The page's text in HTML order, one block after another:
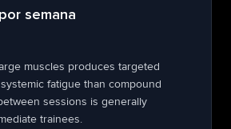
semana
muscles produces targeted
fatigue than compound
sessions is generally
trainees.